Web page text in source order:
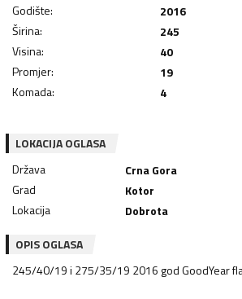
Godište:
2016
Širina:
245
Visina:
40
Promjer:
19
Komada: 4
LOKACIJA OGLASA
Država
Crna Gora
Grad
Kotor
Lokacija
Dobrota
OPIS OGLASA
245/40/19 i 275/35/19 2016 god GoodYear